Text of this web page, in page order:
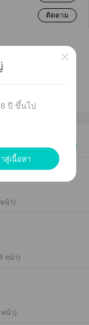
ติดตาม
เก่าไปใหม่
กตอน
น้า)
หน้า)
หน้า)
ปี ขึ้นไป
สู่เนื้อหา
×